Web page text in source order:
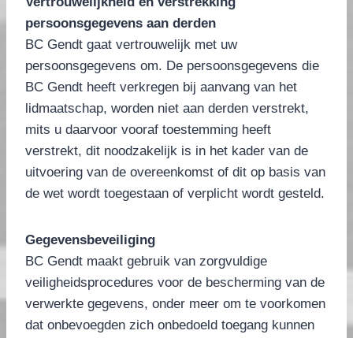
persoonsgegevens aan derden
BC Gendt gaat vertrouwelijk met uw
persoonsgegevens om. De persoonsgegevens die
BC Gendt heeft verkregen bij aanvang van het
lidmaatschap, worden niet aan derden verstrekt,
mits u daarvoor vooraf toestemming heeft
verstrekt, dit noodzakelijk is in het kader van de
uitvoering van de overeenkomst of dit op basis van
de wet wordt toegestaan of verplicht wordt gesteld.
Gegevensbeveiliging
BC Gendt maakt gebruik van zorgvuldige
veiligheidsprocedures voor de bescherming van de
verwerkte gegevens, onder meer om te voorkomen
dat onbevoegden zich onbedoeld toegang kunnen